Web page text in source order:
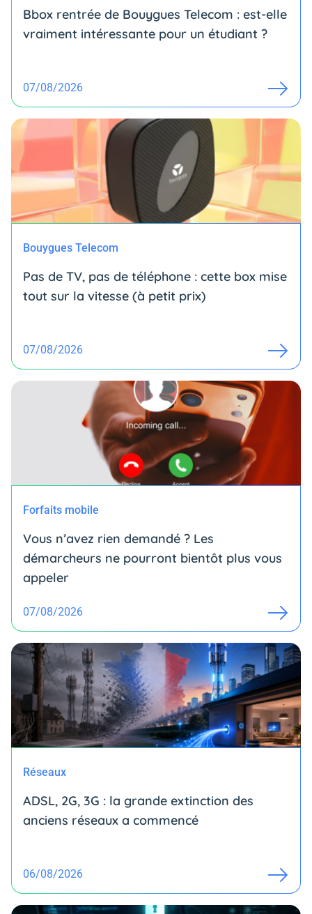
Bbox rentrée de Bouygues Telecom : est-elle
vraiment intéressante pour un étudiant ?
07/08/2026
Bouygues Telecom
Pas de TV, pas de téléphone : cette box mise
tout sur la vitesse (à petit prix)
07/08/2026
Forfaits mobile
Vous n’avez rien demandé ? Les
démarcheurs ne pourront bientôt plus vous
appeler
07/08/2026
Réseaux
ADSL, 2G, 3G : la grande extinction des
anciens réseaux a commencé
06/08/2026